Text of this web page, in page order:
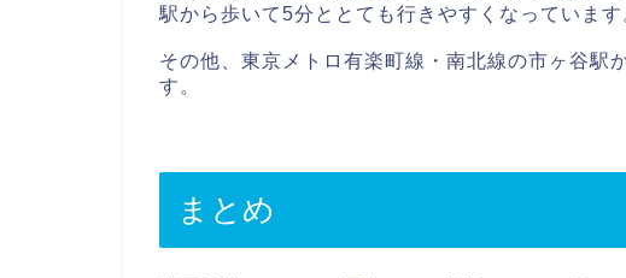
駅から歩いて5分ととても行きやすくなっています
その他、東京メトロ有楽町線・南北線の市ヶ谷駅
す。
まとめ